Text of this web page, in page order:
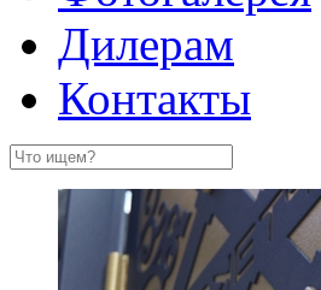
Дилерам
Контакты